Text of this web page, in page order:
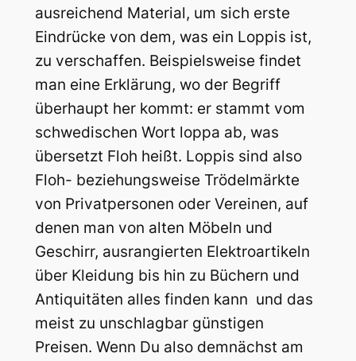
ausreichend Material, um sich erste
Eindrücke von dem, was ein Loppis ist,
zu verschaffen. Beispielsweise findet
man eine Erklärung, wo der Begriff
überhaupt her kommt: er stammt vom
schwedischen Wort loppa ab, was
übersetzt Floh heißt. Loppis sind also
Floh- beziehungsweise Trödelmärkte
von Privatpersonen oder Vereinen, auf
denen man von alten Möbeln und
Geschirr, ausrangierten Elektroartikeln
über Kleidung bis hin zu Büchern und
Antiquitäten alles finden kann  und das
meist zu unschlagbar günstigen
Preisen. Wenn Du also demnächst am